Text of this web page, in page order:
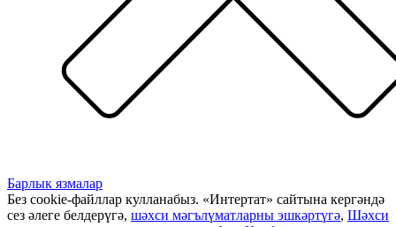
Барлык язмалар
Без cookie-файллар кулланабыз. «Интертат» сайтына кергәндә
сез әлеге белдерүгә, шәхси мәгълүматларны эшкәртүгә, Шәхси